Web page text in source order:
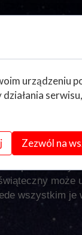
obiecująco.
się będą
osoby które
że nie
w
nadplanowe
może
wszystkim je
urządzeniu
serwisu,
Zezwól na